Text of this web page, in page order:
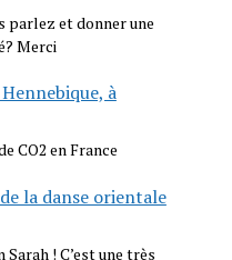
parlez et donner une
Merci
à
CO2 en France
la danse orientale
! C’est une très